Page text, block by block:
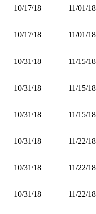
10/17/18 11/01/18
10/17/18 11/01/18
10/31/18 11/15/18
10/31/18 11/15/18
10/31/18 11/15/18
10/31/18 11/22/18
10/31/18 11/22/18
10/31/18 11/22/18